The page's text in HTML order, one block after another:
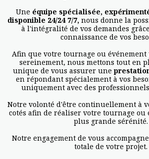
Une équipe spécialisée,
disponible 24/24 7/7, nous donne la
à l'intégralité de vos demandes
connaissance de vos
Afin que votre tournage ou
sereinement, nous mettons tout en
unique de vous assurer une
en répondant spécialement à vos
uniquement avec des
Notre volonté d'être continuellement à
cotés afin de réaliser votre tournage ou
plus grande sérénité.
Notre engagement de vous
totale de votre projet.